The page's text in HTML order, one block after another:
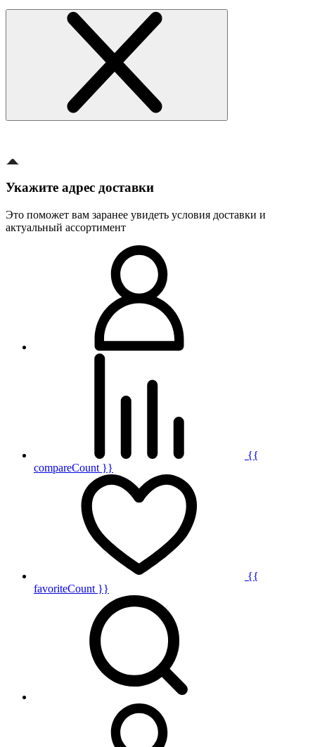
Укажите адрес доставки
Это поможет вам заранее увидеть условия доставки и
актуальный ассортимент
{{
compareCount }}
{{
favoriteCount }}